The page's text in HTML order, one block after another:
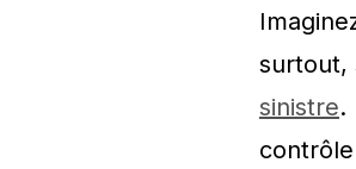
surtout,
sinistre.